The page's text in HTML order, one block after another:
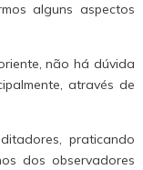
alguns aspectos
não há dúvida
através de
praticando
dos observadores